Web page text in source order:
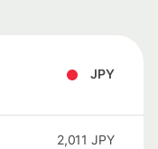
JPY
2,011 JPY